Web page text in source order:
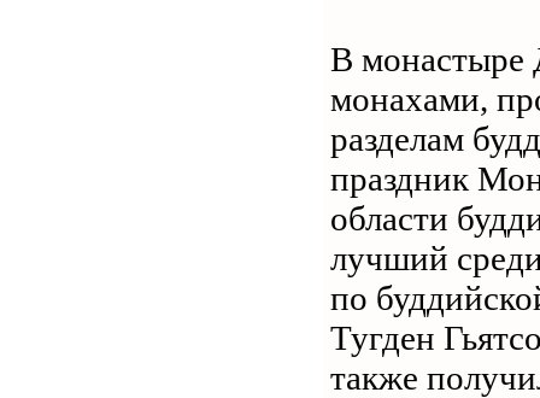
В монастыре
монахами,
разделам
праздник
области
лучший
по
Тугден
также